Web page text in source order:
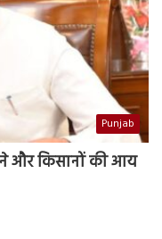
Punjab
और किसानों की आय